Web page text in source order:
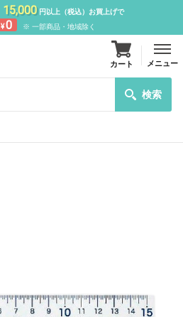
15,000円以上（税込）お買上げで
¥0 ※ 一部商品・地域除く
検索
カート メニュー